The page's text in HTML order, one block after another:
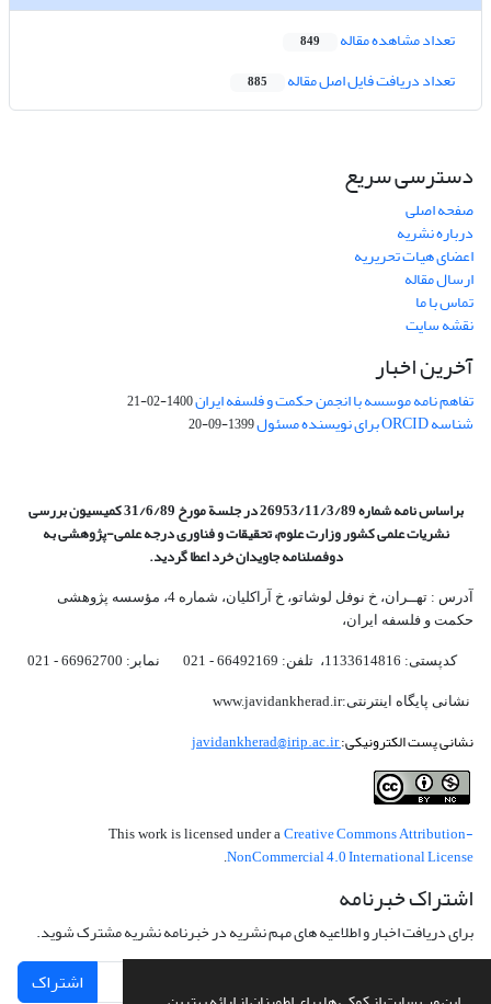
تعداد مشاهده مقاله 849
تعداد دریافت فایل اصل مقاله 885
دسترسی سریع
صفحه اصلی
درباره نشریه
اعضای هیات تحریریه
ارسال مقاله
تماس با ما
نقشه سایت
آخرین اخبار
تفاهم نامه موسسه با انجمن حکمت و فلسفه ایران1400-02-21
شناسه ORCID برای نویسنده مسئول 1399-09-20
براساس نامه شماره 26953/11/3/89 در جلسة مورخ 31/6/89 کمیسیون
بررسی
نشریات علمی کشور وزارت علوم، تحقیقات و فناوری درجه علمی‌-پژوهشیبه
دوفصلنامه جاویدان خرد اعطا گردید.
آدرس : تهــران، خ نوفل لوشاتو، خ آراکلیان، شماره 4،‌ مؤسسه پژوهشی
حکمت و فلسفه ایران،‌
کدپستی: 1133614816، تلفن: 66492169 - 021 نمابر: 66962700 - 021
نشانی پایگاه اینترنتی:www.javidankherad.ir
نشانی پست الکترونیکی:javidankherad@irip.ac.ir
This work is licensed under a Creative Commons Attribution-
NonCommercial 4.0 International License
.
اشتراک خبرنامه
برای دریافت اخبار و اطلاعیه های مهم نشریه در خبرنامه نشریه مشترک شوید.
اشتراک